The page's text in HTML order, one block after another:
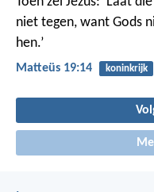
niet tegen, want Gods
hen.’
Matteüs 19:14 koninkrijk